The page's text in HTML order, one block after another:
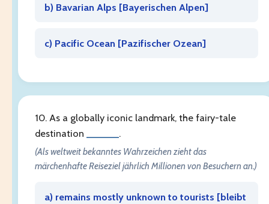
b) Bavarian Alps [Bayerischen Alpen]
c) Pacific Ocean [Pazifischer Ozean]
10. As a globally iconic landmark, the fairy-tale
destination
.
(Als weltweit bekanntes Wahrzeichen zieht das
märchenhafte Reiseziel jährlich Millionen von Besuchern an.)
a) remains mostly unknown to tourists [bleibt